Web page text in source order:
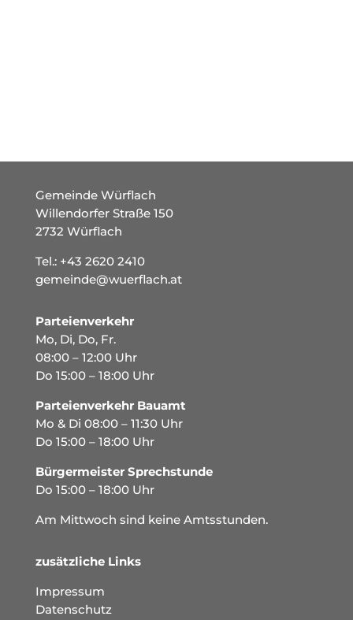
Gemeinde Würflach
Willendorfer Straße 150
2732 Würflach
Tel.: +43 2620 2410
gemeinde@wuerflach.at
Parteienverkehr
Mo, Di, Do, Fr.
08:00 – 12:00 Uhr
Do 15:00 – 18:00 Uhr
Parteienverkehr Bauamt
Mo & Di 08:00 – 11:30 Uhr
Do 15:00 – 18:00 Uhr
Bürgermeister Sprechstunde
Do 15:00 – 18:00 Uhr
Am Mittwoch sind keine Amtsstunden.
zusätzliche Links
Impressum
Datenschutz